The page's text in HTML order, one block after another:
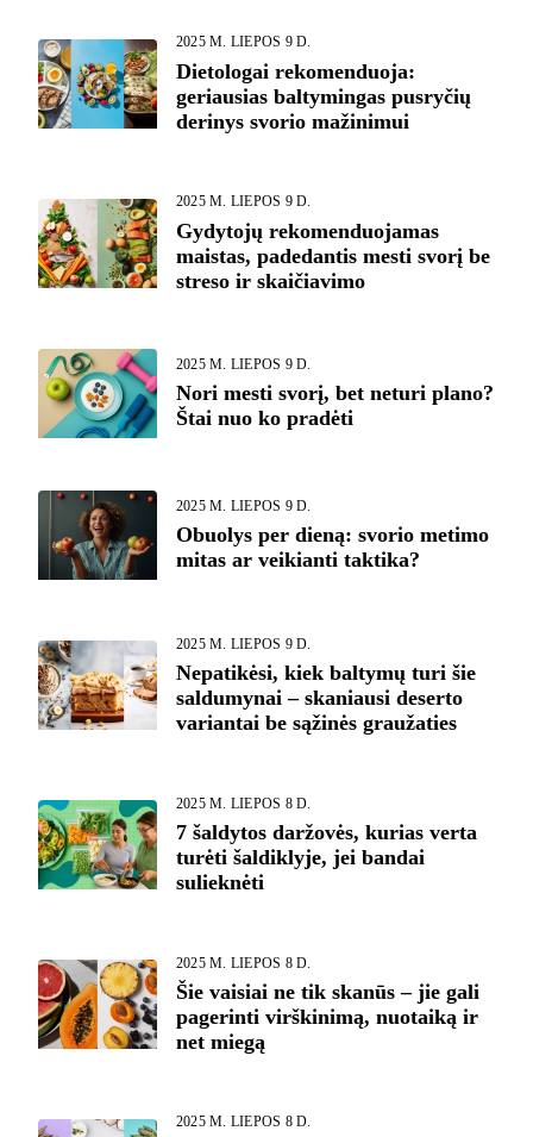
2025 M. LIEPOS 9 D.
Dietologai rekomenduoja:
geriausias baltymingas pusryčių
derinys svorio mažinimui
2025 M. LIEPOS 9 D.
Gydytojų rekomenduojamas
maistas, padedantis mesti svorį be
streso ir skaičiavimo
2025 M. LIEPOS 9 D.
Nori mesti svorį, bet neturi plano?
Štai nuo ko pradėti
2025 M. LIEPOS 9 D.
Obuolys per dieną: svorio metimo
mitas ar veikianti taktika?
2025 M. LIEPOS 9 D.
Nepatikėsi, kiek baltymų turi šie
saldumynai – skaniausi deserto
variantai be sąžinės graužaties
2025 M. LIEPOS 8 D.
7 šaldytos daržovės, kurias verta
turėti šaldiklyje, jei bandai
sulieknėti
2025 M. LIEPOS 8 D.
Šie vaisiai ne tik skanūs – jie gali
pagerinti virškinimą, nuotaiką ir
net miegą
2025 M. LIEPOS 8 D.